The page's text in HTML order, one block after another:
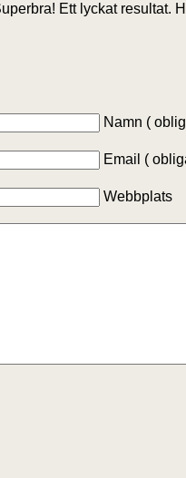
Ett lyckat resultat.
Namn (
Email (
Webbplats